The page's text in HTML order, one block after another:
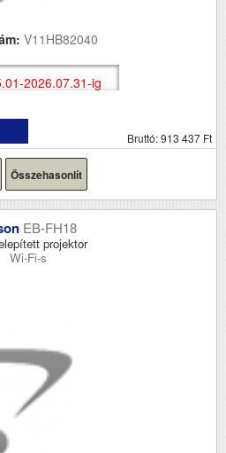
V11HB82040
2026.07.31-ig
Bruttó: 913 437 Ft
Összehasonlít
EB-FH18
projektor
Wi-Fi-s